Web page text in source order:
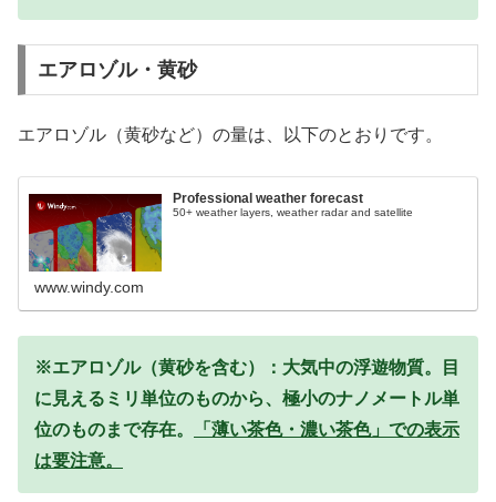
エアロゾル・黄砂
エアロゾル（黄砂など）の量は、以下のとおりです。
Professional weather forecast
50+ weather layers, weather radar and satellite
www.windy.com
※エアロゾル（黄砂を含む）：大気中の浮遊物質。目
に見えるミリ単位のものから、極小のナノメートル単
位のものまで存在。
「薄い茶色・濃い茶色」での表示
は要注意。